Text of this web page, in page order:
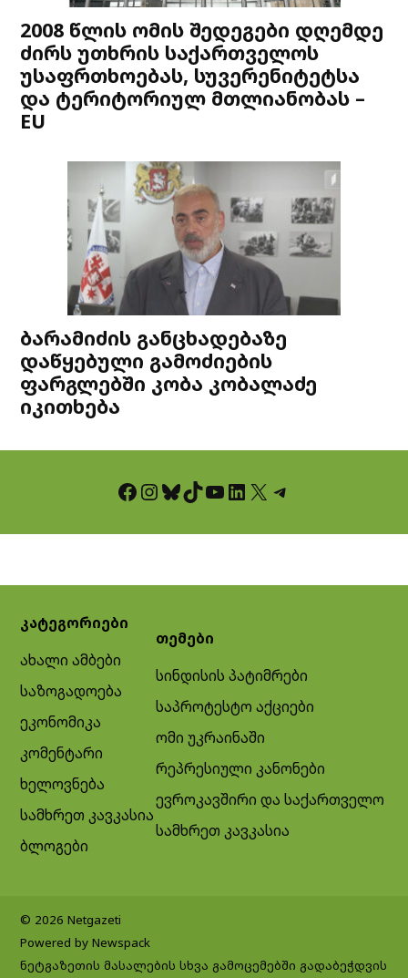
2008 წლის ომის შედეგები დღემდე
ძირს უთხრის საქართველოს
უსაფრთხოებას, სუვერენიტეტსა
და ტერიტორიულ მთლიანობას –
EU
ბარამიძის განცხადებაზე
დაწყებული გამოძიების
ფარგლებში კობა კობალაძე
იკითხება
Facebook InstagramBluesky TikTok YouTube LinkedIn X Telegram
კატეგორიები
ახალი ამბები
საზოგადოება
ეკონომიკა
კომენტარი
ხელოვნება
სამხრეთ კავკასია
ბლოგები
თემები
სინდისის პატიმრები
საპროტესტო აქციები
ომი უკრაინაში
რეპრესიული კანონები
ევროკავშირი და საქართველო
სამხრეთ კავკასია
© 2026 Netgazeti
Powered by Newspack
ნეტგაზეთის მასალების სხვა გამოცემებში გადაბეჭდვის